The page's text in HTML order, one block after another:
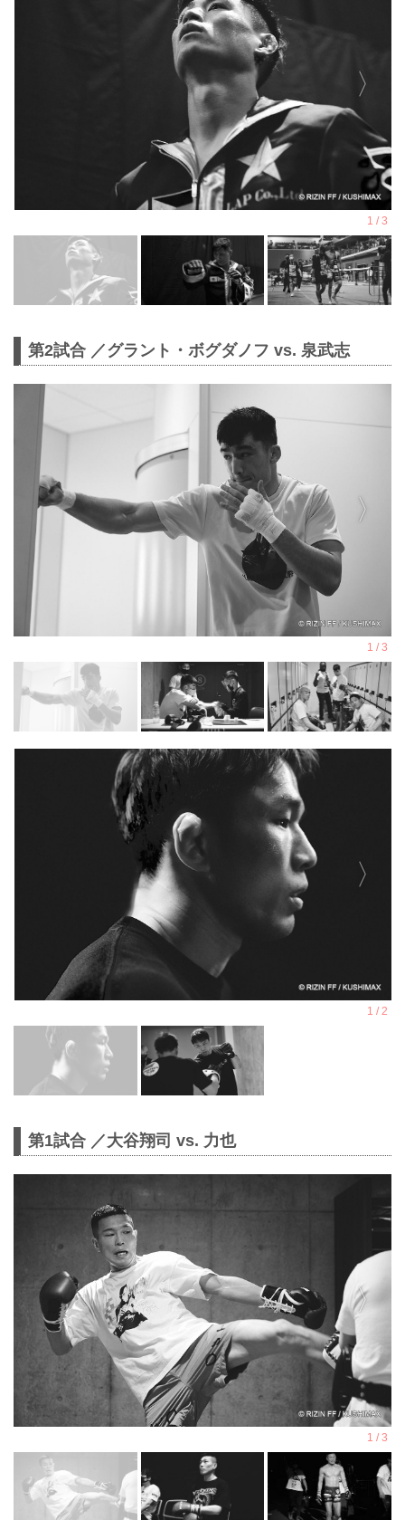
第2試合 ／グラント・ボグダノフ vs. 泉武志
第1試合 ／大谷翔司 vs. 力也